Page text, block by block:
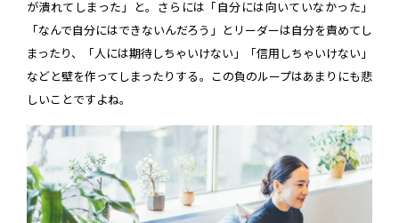
が潰れてしまった」と。さらには「自分には向いていなかった」
「なんで自分にはできないんだろう」とリーダーは自分を責めてし
まったり、「人には期待しちゃいけない」「信用しちゃいけない」
などと壁を作ってしまったりする。この負のループはあまりにも悲
しいことですよね。